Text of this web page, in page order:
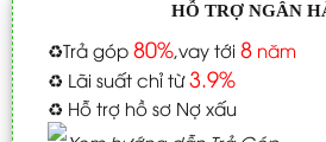
HỖ TRỢ NGÂN
♻️Trả góp 80%,vay tới 8năm
♻️ Lãi suất chỉ từ3.9%
♻️ Hỗ trợ hồ sơ Nợ xấu